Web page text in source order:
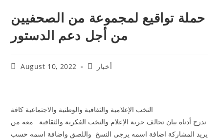
حملة تواقيع لمجموعة من الصحفيين
من أجل دعم الدستور
August 10, 2022 أخبار
ندرج أدناه بيان تحالف حرية الإعلام والنخب الفكرية والثقافية معه من
يريد المشاركة اضافة اسمه يرجى النسخ واللصق واضافة اسمه حسب